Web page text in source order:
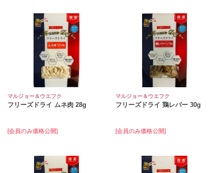
マルジョー＆ウエフク
フリーズドライ ムネ肉 28g
[会員のみ価格公開]
マルジョー＆ウエフク
フリーズドライ 鶏レバー 30g
[会員のみ価格公開]